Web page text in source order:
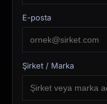
E-posta
Şirket / Marka